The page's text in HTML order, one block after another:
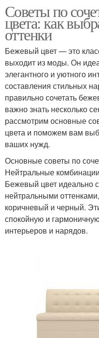
Советы по
цвета: как
оттенки
Бежевый цвет — это
выходит из моды. Он
элегантного и уютного
составления стильных
правильно сочетать
важно знать несколько
рассмотрим основные
цвета и поможем вам
ваших нужд.
Основные советы по
Нейтральные комбинации
Бежевый цвет идеально
нейтральными
коричневый и черный.
спокойную и
интерьеров и нарядов.